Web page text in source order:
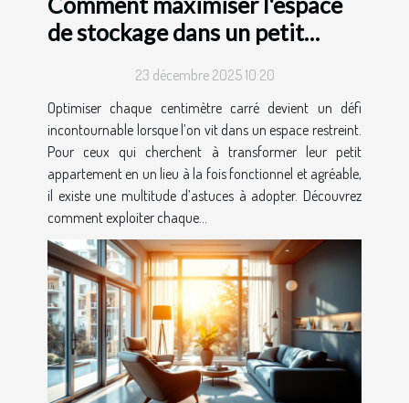
de stockage dans un petit
23 décembre 2025 10:20
Optimiser chaque centimètre carré devient un défi
incontournable lorsque l’on vit dans un espace restreint.
Pour ceux qui cherchent à transformer leur petit
appartement en un lieu à la fois fonctionnel et agréable,
il existe une multitude d’astuces à adopter. Découvrez
comment exploiter chaque...